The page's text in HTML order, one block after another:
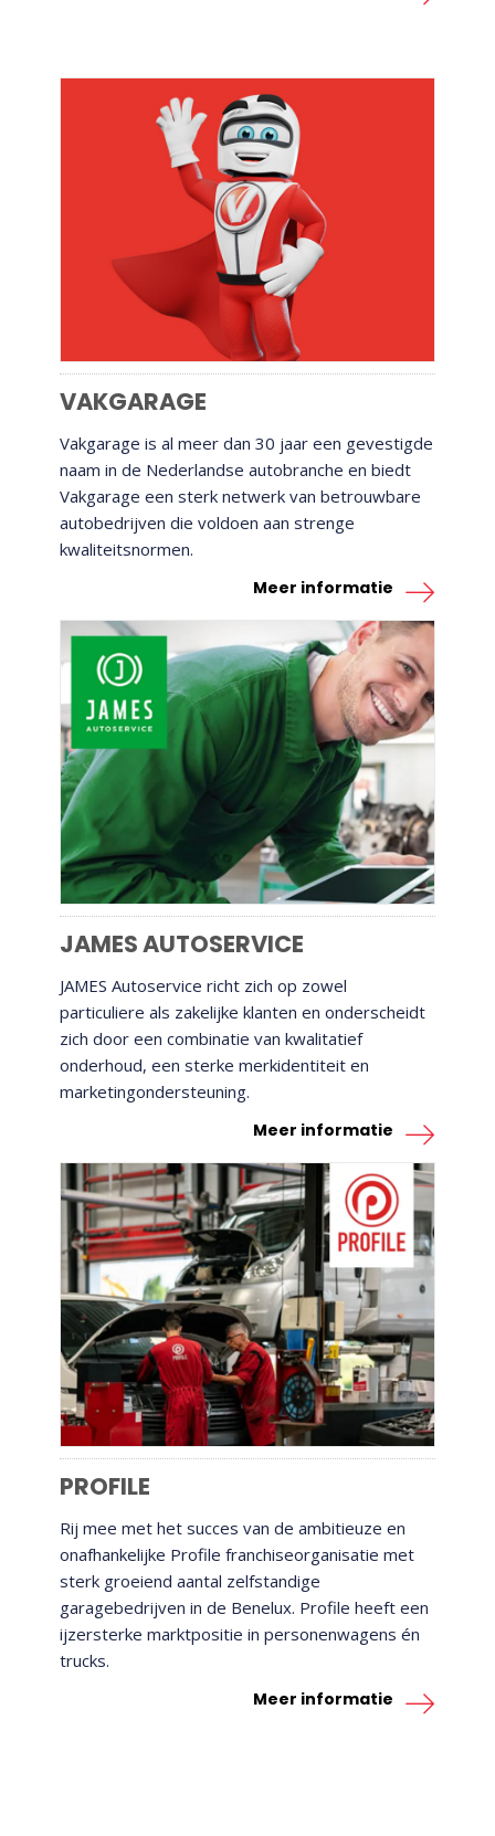
VAKGARAGE
VAKGARAGE
Vakgarage is al meer dan 30 jaar een gevestigde
naam in de Nederlandse autobranche en biedt
Vakgarage een sterk netwerk van betrouwbare
autobedrijven die voldoen aan strenge
kwaliteitsnormen.
Meer informatie
JAMES AUTOSERVICE
JAMES AUTOSERVICE
JAMES Autoservice richt zich op zowel
particuliere als zakelijke klanten en onderscheidt
zich door een combinatie van kwalitatief
onderhoud, een sterke merkidentiteit en
marketingondersteuning.
Meer informatie
PROFILE
PROFILE
Rij mee met het succes van de ambitieuze en
onafhankelijke Profile franchiseorganisatie met
sterk groeiend aantal zelfstandige
garagebedrijven in de Benelux. Profile heeft een
ijzersterke marktpositie in personenwagens én
trucks.
Meer informatie